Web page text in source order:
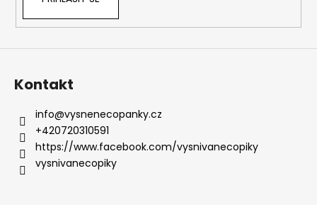
Kontakt
info@vysnenecopanky.cz
+420720310591
https://www.facebook.com/vysnivanecopiky
vysnivanecopiky